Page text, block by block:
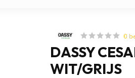
0
DASSY
WIT/GRIJS